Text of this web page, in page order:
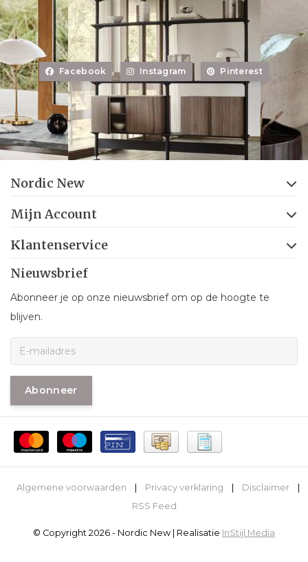
Facebook Instagram Pinterest
Nordic New
Mijn Account
Klantenservice
Nieuwsbrief
Abonneer je op onze nieuwsbrief om op de hoogte te
blijven.
Abonneer
Algemene voorwaarden Privacy verklaring Disclaimer
RSS Feed
© Copyright 2026 - Nordic New | Realisatie InStijl Media